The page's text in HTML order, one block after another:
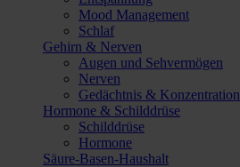
Mood Management
Schlaf
Gehirn & Nerven
Augen und Sehvermögen
Nerven
Gedächtnis & Konzentration
Hormone & Schilddrüse
Schilddrüse
Hormone
Säure-Basen-Haushalt